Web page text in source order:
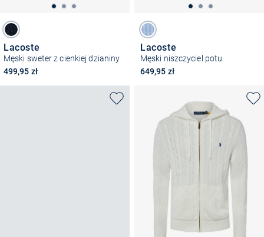
Lacoste
Męski sweter z cienkiej dzianiny
499,95 zł
Lacoste
Męski niszczyciel potu
649,95 zł